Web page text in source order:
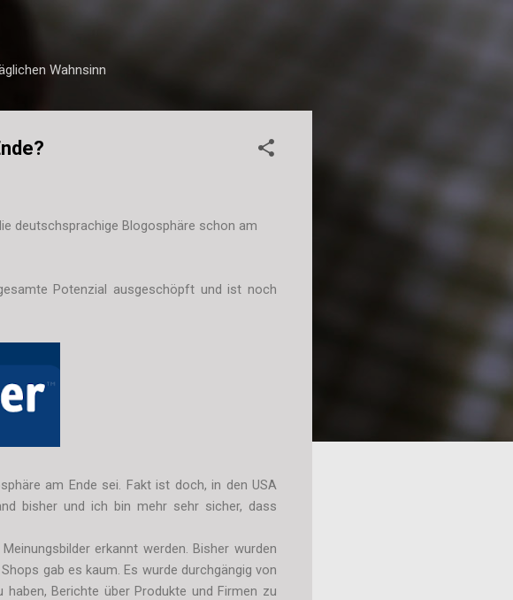
Wahnsinn
deutschsprachige Blogosphäre schon am
Potenzial ausgeschöpft und ist noch
am Ende sei. Fakt ist doch, in den USA
bisher und ich bin mehr sehr sicher, dass
erkannt werden. Bisher wurden
gab es kaum. Es wurde durchgängig von
Berichte über Produkte und Firmen zu